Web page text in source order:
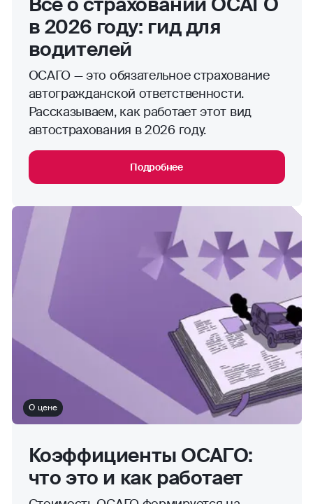
в 2026 году: гид для
водителей
ОСАГО — это обязательное страхование
автогражданской ответственности.
Рассказываем, как работает этот вид
автострахования в 2026 году.
Подробнее
О цене
Коэффициенты ОСАГО:
что это и как работает